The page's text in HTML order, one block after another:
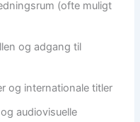
(ofte muligt
og adgang til
og internationale titler
audiovisuelle